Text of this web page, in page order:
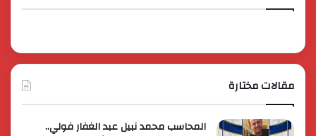
مقالات مختارة
المحاسب محمد نبيل عبد الغفار فولي..